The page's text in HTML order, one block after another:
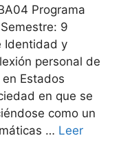
Programa
9
Identidad y
personal de
Estados
en que se
como un
… Leer